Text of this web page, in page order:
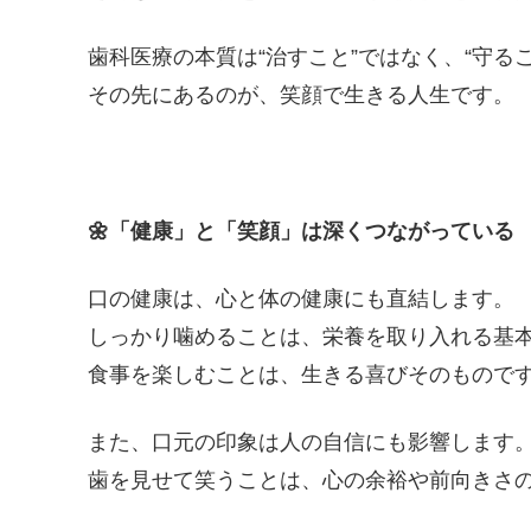
歯科医療の本質は“治すこと”ではなく、“守るこ
その先にあるのが、笑顔で生きる人生です。
🌼 「健康」と「笑顔」は深くつながっている
口の健康は、心と体の健康にも直結します。
しっかり噛めることは、栄養を取り入れる基本
食事を楽しむことは、生きる喜びそのものです
また、口元の印象は人の自信にも影響します。
歯を見せて笑うことは、心の余裕や前向きさの